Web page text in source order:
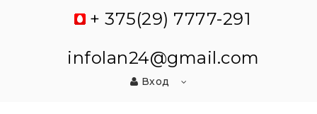
+ 375(29) 7777-291
infolan24@gmail.com
Вход